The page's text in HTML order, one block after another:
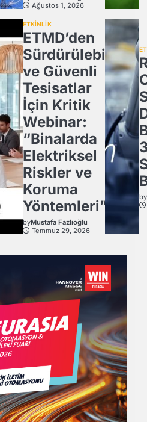
Ağustos 1, 2026
ETKİNLİK
ETMD’den
Sürdürülebilir
ve Güvenli
Tesisatlar
İçin Kritik
Webinar:
“Binalarda
Elektriksel
Riskler ve
Koruma
Yöntemleri”
byMustafa Fazlıoğlu
Temmuz 29, 2026
by